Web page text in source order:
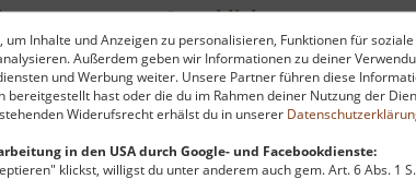
um Inhalte und Anzeigen zu personalisieren, Funktionen für
Außerdem geben wir Informationen zu deiner
und Werbung weiter. Unsere Partner führen diese
bereitgestellt hast oder die du im Rahmen deiner Nutzung der
Widerufsrecht erhälst du in unserer
in den USA durch Google- und Facebookdienste:
klickst, willigst du unter anderem auch gem. Art. 6 Abs. 1
Spielplatz an der Lessingstraße Auenblick
Zschopau / Mittleres Erzgebirge
aktuell vom 23.07.2024 / Zugriffe: 7295
17 km vom aktuellen Standort